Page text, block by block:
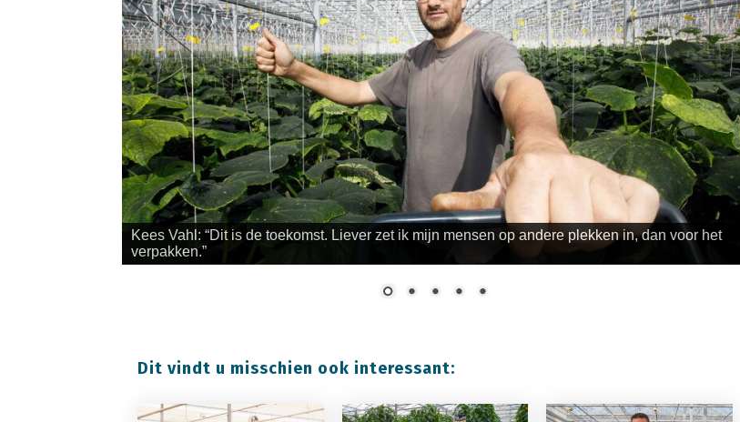
Kees Vahl: “Dit is de toekomst. Liever zet ik mijn mensen op andere plekken in, dan voor het
verpakken.”
Dit vindt u misschien ook interessant: